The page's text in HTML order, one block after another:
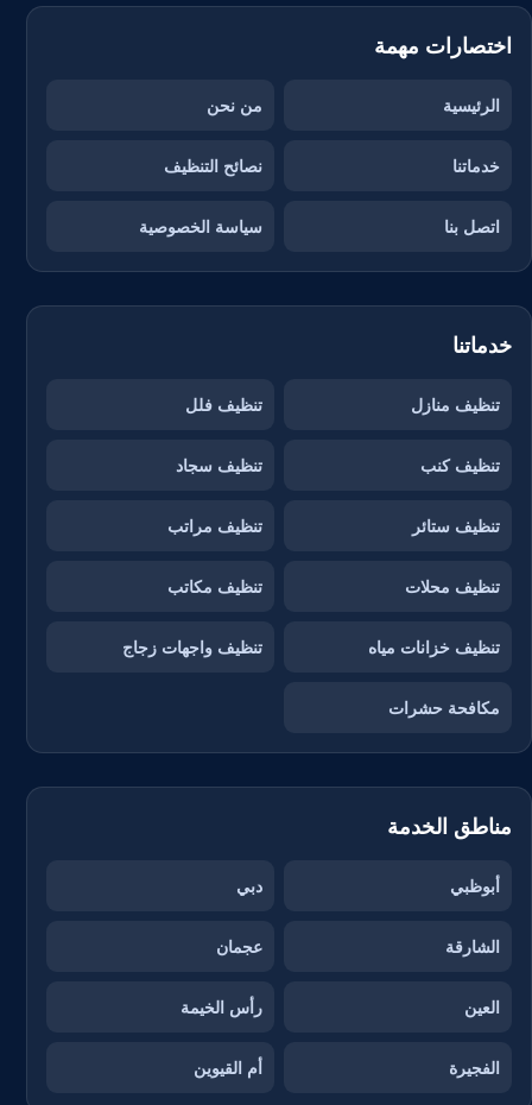
اختصارات مهمة
الرئيسية من نحن
خدماتنا نصائح التنظيف
اتصل بنا سياسة الخصوصية
خدماتنا
تنظيف منازل تنظيف فلل
تنظيف كنب تنظيف سجاد
تنظيف ستائر تنظيف مراتب
تنظيف محلات تنظيف مكاتب
تنظيف خزانات مياه تنظيف واجهات زجاج
مكافحة حشرات
مناطق الخدمة
أبوظبي دبي
الشارقة عجمان
العين رأس الخيمة
الفجيرة أم القيوين